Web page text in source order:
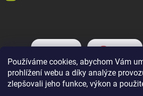
Používáme cookies, abychom Vám
prohlížení webu a díky analýze
zlepšovali jeho funkce, výkon a